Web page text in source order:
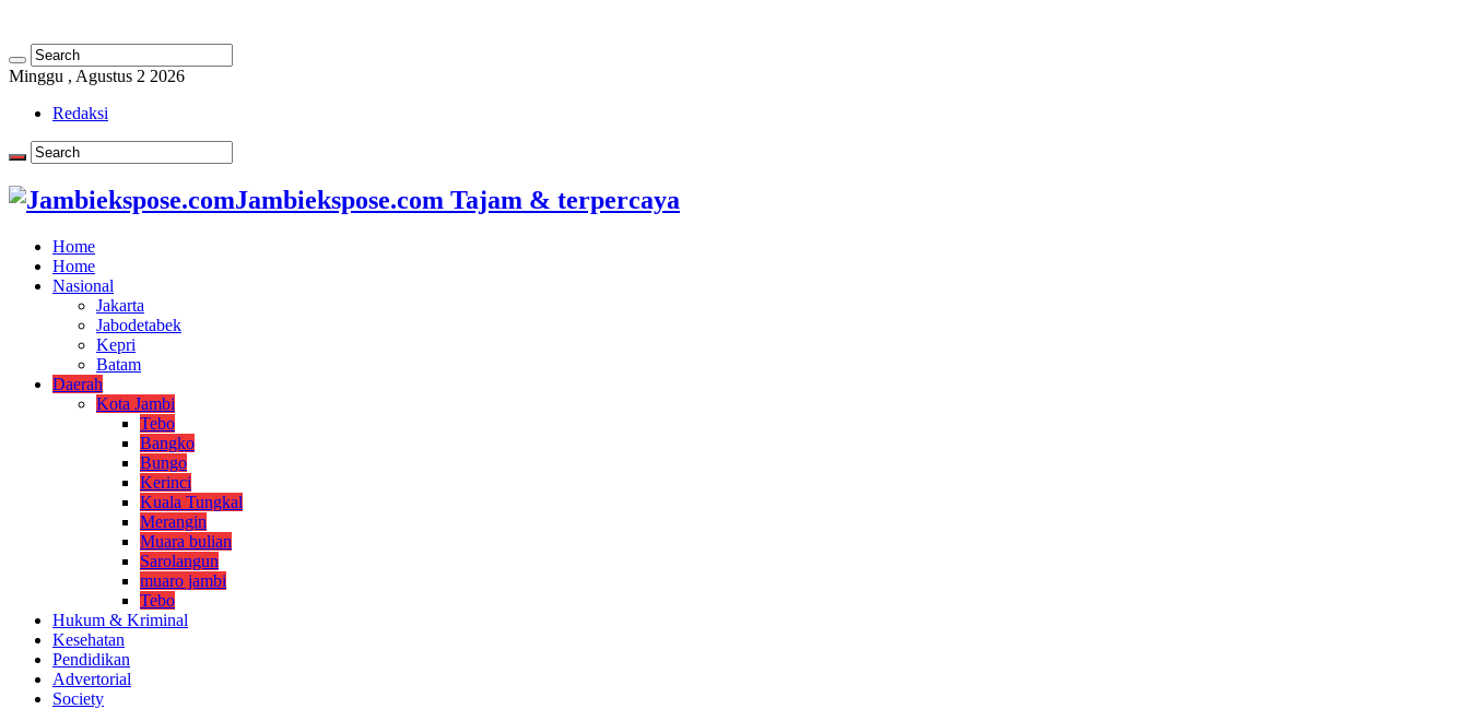
Minggu , Agustus 2 2026
Redaksi
Jambiekspose.com Tajam & terpercaya
Home
Home
Nasional
Jakarta
Jabodetabek
Kepri
Batam
Daerah
Kota Jambi
Tebo
Bangko
Bungo
Kerinci
Kuala Tungkal
Merangin
Muara bulian
Sarolangun
muaro jambi
Tebo
Hukum & Kriminal
Kesehatan
Pendidikan
Advertorial
Society